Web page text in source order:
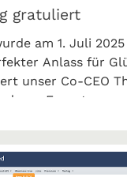
gratuliert
am 1. Juli
Anlass für
unser Co-CEO
Experten